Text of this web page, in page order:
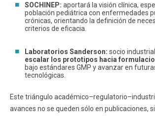
SOCHINEP: aportará la visión clínica,
población pediátrica con enfermedades
crónicas, orientando la definición de
criterios de eficacia.
Laboratorios Sanderson: socio
escalar los prototipos hacia
bajo estándares GMP y avanzar en
tecnológicas.
Este triángulo
avances no se queden sólo en publicaciones,